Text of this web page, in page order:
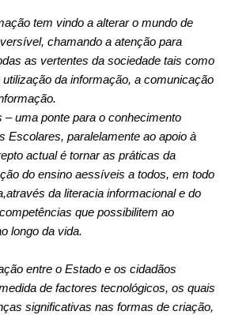
tem vindo a alterar o mundo de
chamando a atenção para
as vertentes da sociedade tais como
da informação, a comunicação
– uma ponte para o conhecimento
Escolares, paralelamente ao apoio à
actual é tornar as práticas da
do ensino aessíveis a todos, em todo
da literacia informacional e do
que possibilitem ao
longo da vida.
entre o Estado e os cidadãos
de factores tecnológicos, os quais
significativas nas formas de criação,